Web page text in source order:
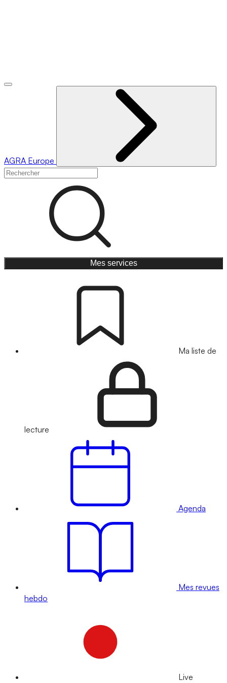
AGRA Europe
Mes services
Ma liste de
lecture
Agenda
Mes revues
hebdo
Live